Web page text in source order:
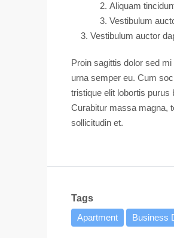
Aliquam
Vestibulum
Vestibulum auctor
Proin sagittis dolor sed
urna semper eu. Cum
tristique elit lobortis
Curabitur massa magna,
sollicitudin et.
Tags
Apartment
Business